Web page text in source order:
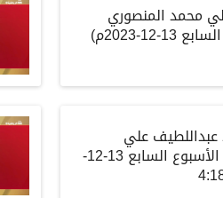
محمد المنصوري
السابع13-12-2023م)
علي
الأسبوع السابع 13-12-